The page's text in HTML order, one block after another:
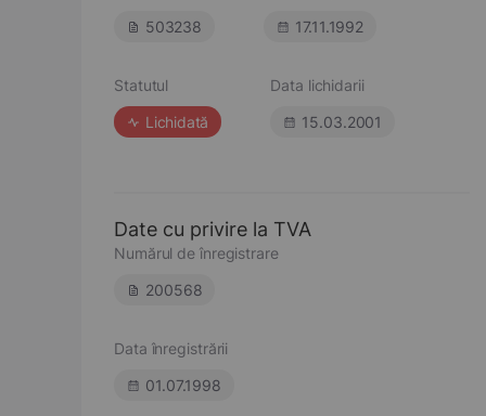
503238
17.11.1992
Statutul
Lichidată
Data lichidarii
15.03.2001
Date cu privire la TVA
Numărul de înregistrare
200568
Data înregistrării
01.07.1998